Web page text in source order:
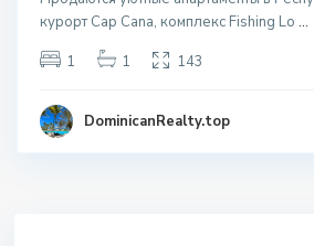
курорт Cap Cana, комплекс Fishing Lo ...
1
1 143
DominicanRealty.top